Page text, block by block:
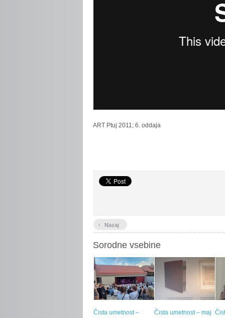
ART Ptuj 2011; 6. oddaja
‹ Nazaj
Sorodne vsebine
Čista umetnost –
Čista umetnost – maj